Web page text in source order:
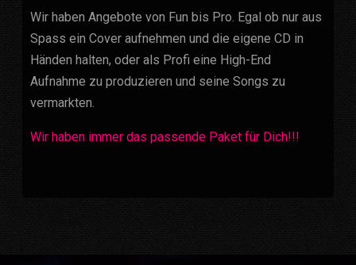
Wir haben Angebote von Fun bis Pro. Egal ob nur aus
Spass ein Cover aufnehmen und die eigene CD in
Händen halten, oder als Profi eine High-End
Aufnahme zu produzieren und seine Songs zu
vermarkten.
Wir haben immer das passende Paket für Dich!!!